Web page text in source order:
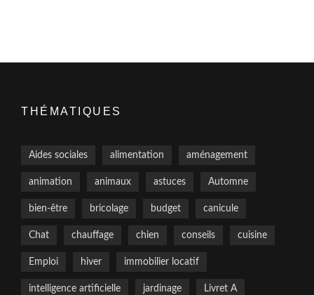
THÉMATIQUES
Aides sociales alimentation aménagement
animation animaux astuces Automne
bien-être bricolage budget canicule
Chat chauffage chien conseils cuisine
Emploi hiver immobilier locatif
intelligence artificielle jardinage Livret A